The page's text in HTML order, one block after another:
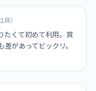
）
たくて初めて利用。買
があってビックリ。